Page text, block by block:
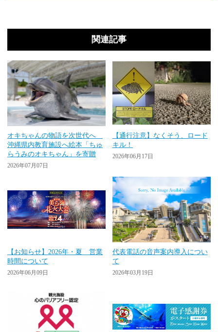
関連記事
オキちゃんの物語を次世代へ
沖縄県内教育施設へ絵本「ちゅ
らうみのオキちゃん」を寄贈
2026年07月07日
【通行注意】なくそう、ロード
キル！
2026年06月17日
【お知らせ】2026年・夏 営業
時間について
2026年06月09日
代表電話の音声案内導入につい
て
2026年03月19日